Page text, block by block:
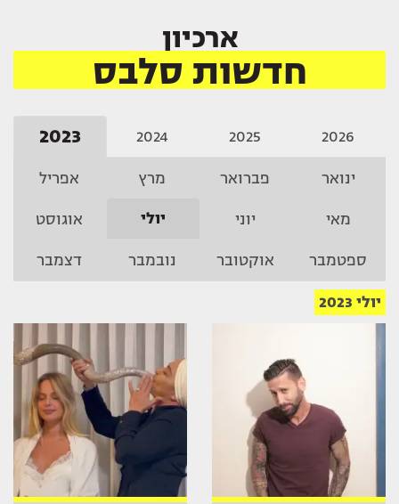
ארכיון
חדשות סלבס
2026
2025
2024
2023
ינואר פברואר מרץ אפריל
מאי יוני יולי אוגוסט
ספטמבר אוקטובר נובמבר דצמבר
יולי 2023